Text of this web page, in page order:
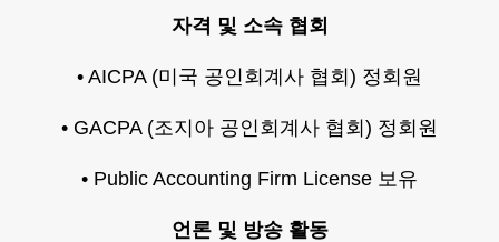
자격 및 소속 협회
• AICPA (미국 공인회계사 협회) 정회원
• GACPA (조지아 공인회계사 협회) 정회원
• Public Accounting Firm License 보유
언론 및 방송 활동